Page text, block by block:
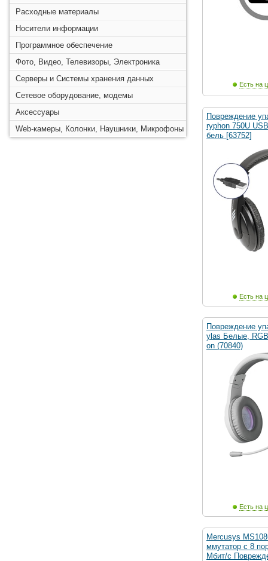
Расходные материалы
Носители информации
Программное обеспечение
Фото, Видео, Телевизоры, Электроника
Серверы и Системы хранения данных
Сетевое оборудование, модемы
Аксессуары
Web-камеры, Колонки, Наушники, Микрофоны
Есть на
Повреждение
ryphon 750U
бель [63752]
Есть на
Повреждение
ylas Белые,
on (70840)
Есть на
Mercusys
ммутатор с 8
Мбит/с